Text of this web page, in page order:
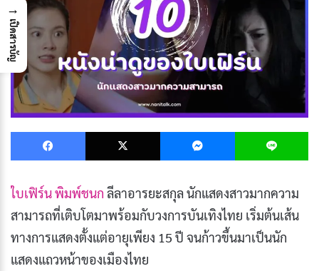
Facebook X Messenger
ใบเฟิร์น พิมพ์ชนก ลีลาอารยะสกุล นักแสดงสาวมากความ
สามารถที่เติบโตมาพร้อมกับวงการบันเทิงไทย เริ่มต้นเส้น
ทางการแสดงตั้งแต่อายุเพียง 15 ปี จนก้าวขึ้นมาเป็นนัก
แสดงแถวหน้าของเมืองไทย
→
เปิดสารบัญ